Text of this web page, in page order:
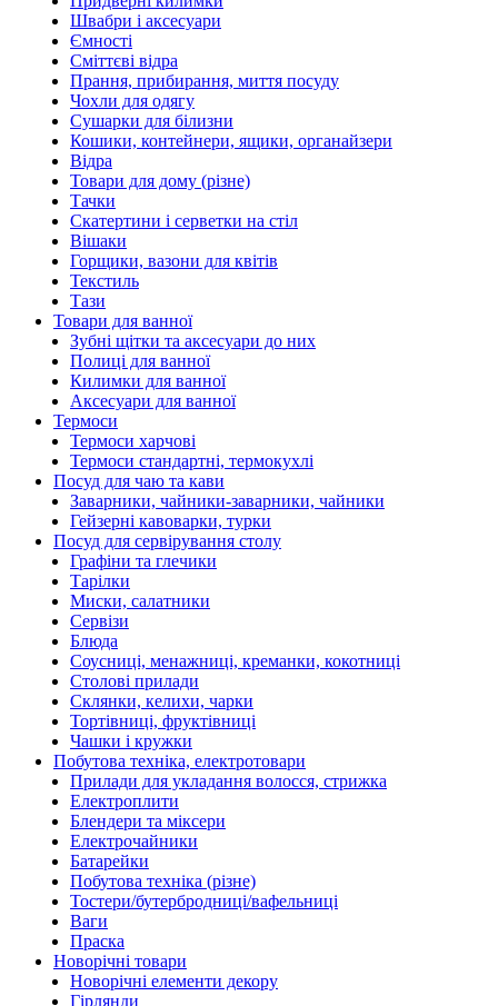
Швабри і аксесуари
Ємності
Сміттєві відра
Прання, прибирання, миття посуду
Чохли для одягу
Сушарки для білизни
Кошики, контейнери, ящики, органайзери
Відра
Товари для дому (різне)
Тачки
Скатертини і серветки на стіл
Вішаки
Горщики, вазони для квітів
Текстиль
Тази
Товари для ванної
Зубні щітки та аксесуари до них
Полиці для ванної
Килимки для ванної
Аксесуари для ванної
Термоси
Термоси харчові
Термоси стандартні, термокухлі
Посуд для чаю та кави
Заварники, чайники-заварники, чайники
Гейзерні кавоварки, турки
Посуд для сервірування столу
Графіни та глечики
Тарілки
Миски, салатники
Сервізи
Блюда
Соусниці, менажниці, креманки, кокотниці
Столові прилади
Склянки, келихи, чарки
Тортівниці, фруктівниці
Чашки і кружки
Побутова техніка, електротовари
Прилади для укладання волосся, стрижка
Електроплити
Блендери та міксери
Електрочайники
Батарейки
Побутова техніка (різне)
Тостери/бутербродниці/вафельниці
Ваги
Праска
Новорічні товари
Новорічні елементи декору
Гірлянди